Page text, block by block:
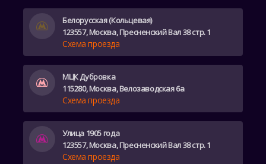
Белорусская (Кольцевая)
123557, Москва, Пресненский Вал 38 стр. 1
Схема проезда
МЦК Дубровка
115280, Москва, Велозаводская 6а
Схема проезда
Улица 1905 года
123557, Москва, Пресненский Вал 38 стр. 1
Схема проезда